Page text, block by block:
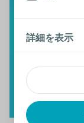
詳細を表示